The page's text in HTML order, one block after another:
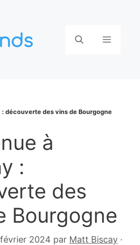
Menu
: découverte des vins de Bourgogne
à
:
des
Bourgogne
2024 7par Matt Biscay ·